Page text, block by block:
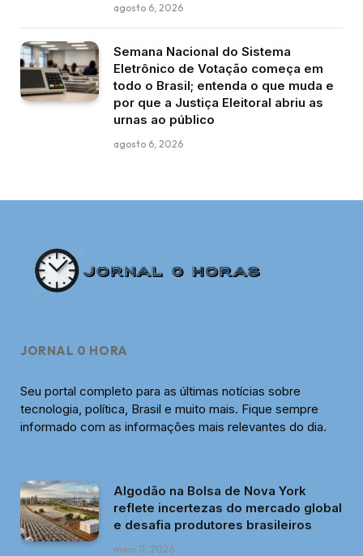
agosto 6, 2026
Semana Nacional do Sistema
Eletrônico de Votação começa em
todo o Brasil; entenda o que muda e
por que a Justiça Eleitoral abriu as
urnas ao público
agosto 6, 2026
JORNAL 0 HORA
Seu portal completo para as últimas notícias sobre
tecnologia, política, Brasil e muito mais. Fique sempre
informado com as informações mais relevantes do dia.
Algodão na Bolsa de Nova York
reflete incertezas do mercado global
e desafia produtores brasileiros
maio 11, 2026